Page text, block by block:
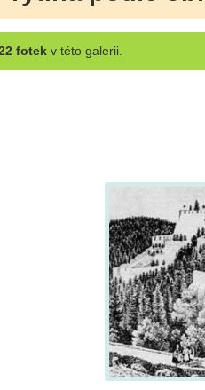
fotekv této galerii.